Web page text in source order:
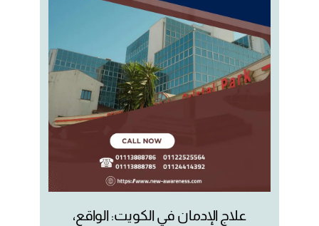
علاج الإدمان في الكويت: الواقع،